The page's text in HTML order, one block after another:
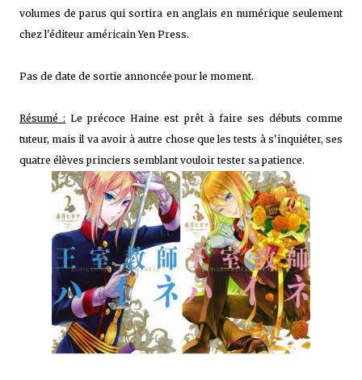
volumes de parus qui sortira en anglais en numérique seulement
chez l'éditeur américain Yen Press.
Pas de date de sortie annoncée pour le moment.
Résumé : Le précoce Haine est prêt à faire ses débuts comme
tuteur, mais il va avoir à autre chose que les tests à s'inquiéter, ses
quatre élèves princiers semblant vouloir tester sa patience.